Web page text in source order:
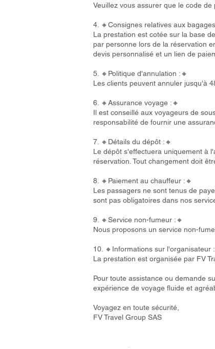
Veuillez vous assurer que le code de
4. 🔸Consignes relatives aux
La prestation est cotée sur la base
par personne lors de la réservation
devis personnalisé et un lien de
5. 🔸Politique d'annulation :🔸
Les clients peuvent annuler jusqu'à
6. 🔸Assurance voyage :🔸
Il est conseillé aux voyageurs de
responsabilité de fournir une
7. 🔸Détails du dépôt :🔸
Le dépôt s'effectuera uniquement à
réservation. Tout changement doit
8. 🔸Paiement au chauffeur :🔸
Les passagers ne sont tenus de
sont pas obligatoires dans nos
9. 🔸Service non-fumeur :🔸
Nous proposons un service non-
10. 🔸Informations sur l'organisateur
La prestation est organisée par FV
Pour toute assistance ou demande
expérience de voyage fluide et
Voyagez en toute sécurité,
FV Travel Group SAS